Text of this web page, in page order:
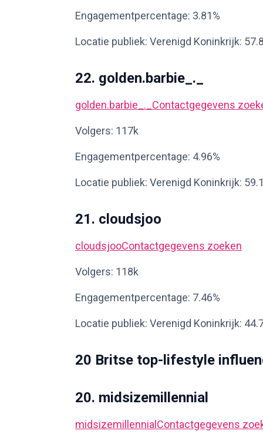
Engagementpercentage: 3.81%
Locatie publiek: Verenigd Koninkrijk:
22. golden.barbie_._
golden.barbie_._ Contactgegevens
Volgers: 117k
Engagementpercentage: 4.96%
Locatie publiek: Verenigd Koninkrijk:
21. cloudsjoo
cloudsjooContactgegevens zoeken
Volgers: 118k
Engagementpercentage: 7.46%
Locatie publiek: Verenigd Koninkrijk:
20 Britse top-lifestyle
20. midsizemillennial
midsizemillennial Contactgegevens